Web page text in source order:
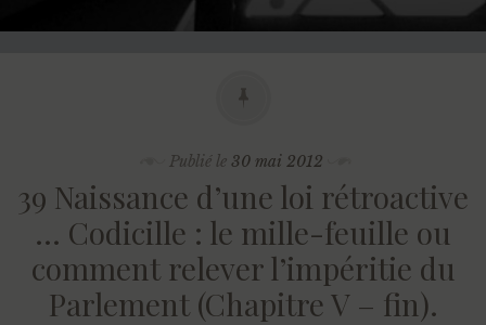
Publié le30 mai 2012
39 Naissance d’une loi rétroactive
… Codicille : le mille-feuille ou
comment relever l’impéritie du
Parlement (Chapitre V – fin).